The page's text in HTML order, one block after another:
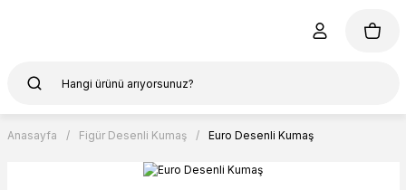
Anasayfa Figür Desenli Kumaş Euro Desenli Kumaş